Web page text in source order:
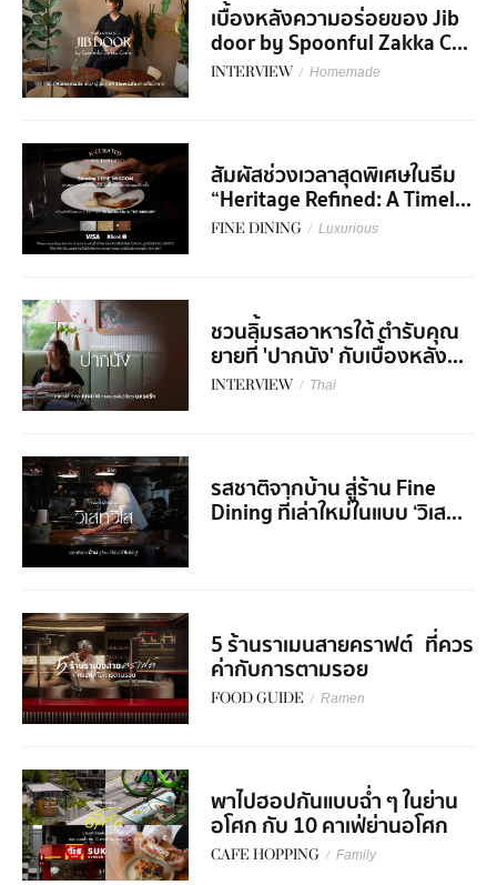
เบื้องหลังความอร่อยของ Jib
door by Spoonful Zakka C...
INTERVIEW / Homemade
สัมผัสช่วงเวลาสุดพิเศษในธีม
“Heritage Refined: A Timel...
FINE DINING / Luxurious
ชวนลิ้มรสอาหารใต้ ตำรับคุณ
ยายที่ 'ปากนัง' กับเบื้องหลัง...
INTERVIEW / Thai
รสชาติจากบ้าน สู่ร้าน Fine
Dining ที่เล่าใหม่ในแบบ ‘วิเส...
5 ร้านราเมนสายคราฟต์ ที่ควร
ค่ากับการตามรอย
FOOD GUIDE / Ramen
พาไปฮอปกันแบบฉ่ำ ๆ ในย่าน
อโศก กับ 10 คาเฟ่ย่านอโศก
CAFE HOPPING / Family